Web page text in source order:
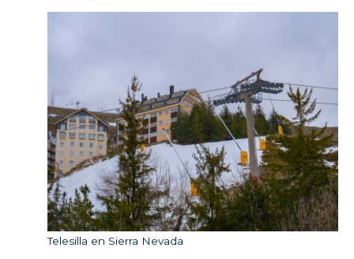
Telesilla en Sierra Nevada